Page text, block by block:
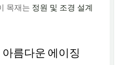
목재는 정원 및 조경 설계
름다운 에이징